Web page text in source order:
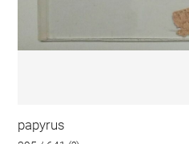
papyrus